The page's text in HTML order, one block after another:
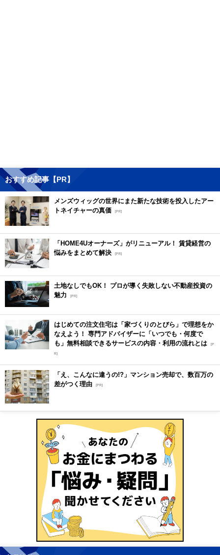
おすすめ記事【PR】
メンズウィッグの世界にまた新たな技術を投入したアー
トネイチャーの真価
[PR]
「HOME4Uオーナーズ」がリニューアル！ 賃貸経営の
悩みをまとめて解決 [PR]
土地なしでもOK！ プロが導く失敗しない不動産投資の
魅力
[PR]
はじめての注文住宅は「家づくりのとびら」で理想をか
なえよう！ 専門アドバイザーに「いつでも・何度で
も」無料相談できるサービスの内容・利用の流れとは [P
R]
「え、こんなに違うの!?」マンション売却で、数百万の
差がつく理由 [PR]